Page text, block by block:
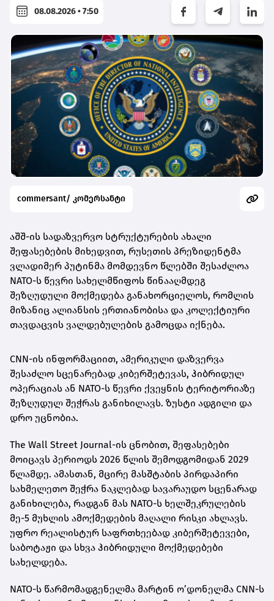
08.08.2026 • 7:50
commersant/ კომერსანტი
აშშ-ის სადაზვერვო სტრუქტურების ახალი
შეფასებების მიხედვით, რუსეთის პრეზიდენტმა
ვლადიმერ პუტინმა მომდევნო წლებში შესაძლოა
NATO-ს წევრი სახელმწიფოს წინააღმდეგ
შეზღუდული მოქმედება განახორციელოს, რომლის
მიზანიც ალიანსის ერთიანობისა და კოლექტიური
თავდაცვის ვალდებულების გამოცდა იქნება.
CNN-ის ინფორმაციით, ამერიკული დაზვერვა
შესაძლო სცენარებად კიბერშეტევას, ჰიბრიდულ
ოპერაციას ან NATO-ს წევრი ქვეყნის ტერიტორიაზე
შეზღუდულ შეჭრას განიხილავს. ზუსტი ადგილი და
დრო უცნობია.
The Wall Street Journal-ის ცნობით, შეფასებები
მოიცავს პერიოდს 2026 წლის შემოდგომიდან 2029
წლამდე. ამასთან, მცირე მასშტაბის პირდაპირი
სახმელეთო შეჭრა ნაკლებად სავარაუდო სცენარად
განიხილება, რადგან მას NATO-ს ხელშეკრულების
მე-5 მუხლის ამოქმედების მაღალი რისკი ახლავს.
უფრო რეალისტურ საფრთხეებად კიბერშეტევები,
საბოტაჟი და სხვა ჰიბრიდული მოქმედებები
სახელდება.
NATO-ს წარმომადგენელმა მარტინ ო’დონელმა CNN-ს